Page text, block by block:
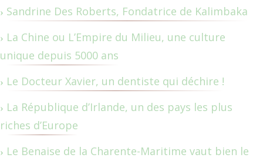
Sandrine Des Roberts, Fondatrice de Kalimbaka
La Chine ou L’Empire du Milieu, une culture
unique depuis 5000 ans
Le Docteur Xavier, un dentiste qui déchire !
La République d’Irlande, un des pays les plus
riches d’Europe
Le Benaise de la Charente-Maritime vaut bien le